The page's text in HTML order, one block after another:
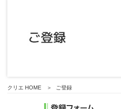
クリエ HOME ＞ ご登録